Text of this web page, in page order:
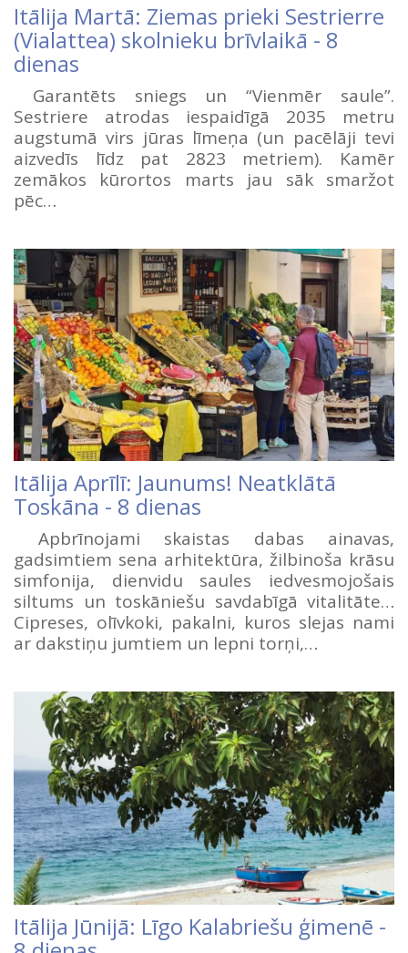
Itālija Martā: Ziemas prieki Sestrierre
(Vialattea) skolnieku brīvlaikā - 8
dienas
Garantēts sniegs un “Vienmēr saule”.
Sestriere atrodas iespaidīgā 2035 metru
augstumā virs jūras līmeņa (un pacēlāji tevi
aizvedīs līdz pat 2823 metriem). Kamēr
zemākos kūrortos marts jau sāk smaržot
pēc…
Itālija Aprīlī: Jaunums! Neatklātā
Toskāna - 8 dienas
Apbrīnojami skaistas dabas ainavas,
gadsimtiem sena arhitektūra, žilbinoša krāsu
simfonija, dienvidu saules iedvesmojošais
siltums un toskāniešu savdabīgā vitalitāte…
Cipreses, olīvkoki, pakalni, kuros slejas nami
ar dakstiņu jumtiem un lepni torņi,…
Itālija Jūnijā: Līgo Kalabriešu ģimenē -